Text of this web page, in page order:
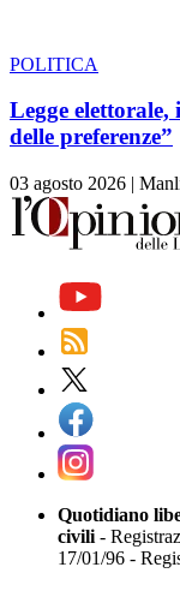
POLITICA
Legge
delle preferenze”
03 agosto 2026 |
Quotidiano
civili -
17/01/96 -